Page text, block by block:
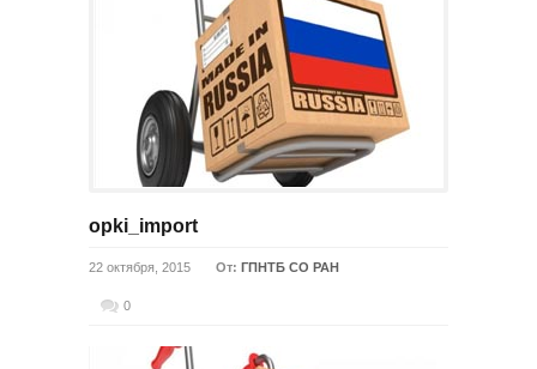
opki_import
22 октября, 2015 От: ГПНТБ СО РАН
0